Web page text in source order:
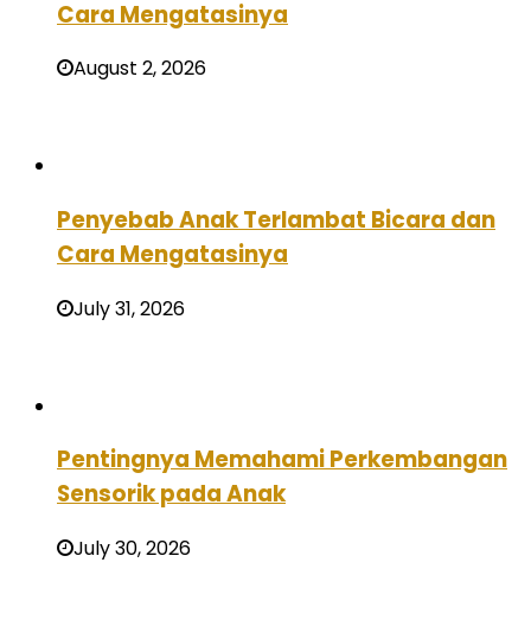
Cara Mengatasinya
August 2, 2026
Penyebab Anak Terlambat Bicara dan
Cara Mengatasinya
July 31, 2026
Pentingnya Memahami Perkembangan
Sensorik pada Anak
July 30, 2026